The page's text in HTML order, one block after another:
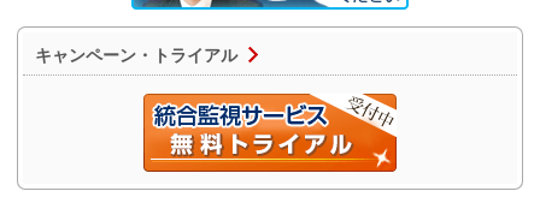
キャンペーン・トライアル